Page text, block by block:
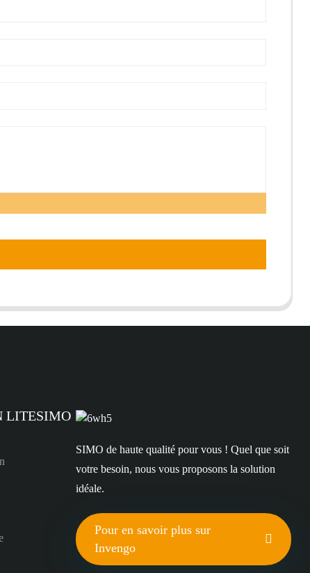
LITESIMO
SIMO de haute qualité pour vous ! Quel que soit
votre besoin, nous vous proposons la solution
idéale.
Pour en savoir plus sur
Invengo